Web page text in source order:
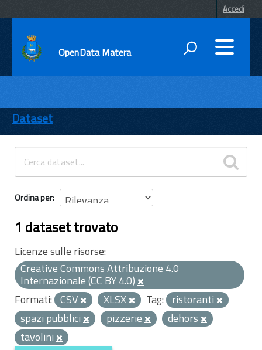
Accedi
OpenData Matera
ENTI
TEMI
INFORMAZIONI
Dataset
Ordina per
1 dataset trovato
Licenze sulle risorse:
Creative Commons Attribuzione 4.0
Internazionale (CC BY 4.0)
Formati: CSV XLSX Tag: ristoranti
spazi pubblici
pizzerie
dehors
tavolini